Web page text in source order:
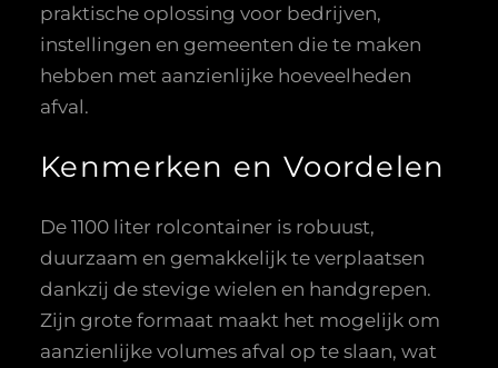
praktische oplossing voor bedrijven,
instellingen en gemeenten die te maken
hebben met aanzienlijke hoeveelheden
afval.
Kenmerken en Voordelen
De 1100 liter rolcontainer is robuust,
duurzaam en gemakkelijk te verplaatsen
dankzij de stevige wielen en handgrepen.
Zijn grote formaat maakt het mogelijk om
aanzienlijke volumes afval op te slaan, wat